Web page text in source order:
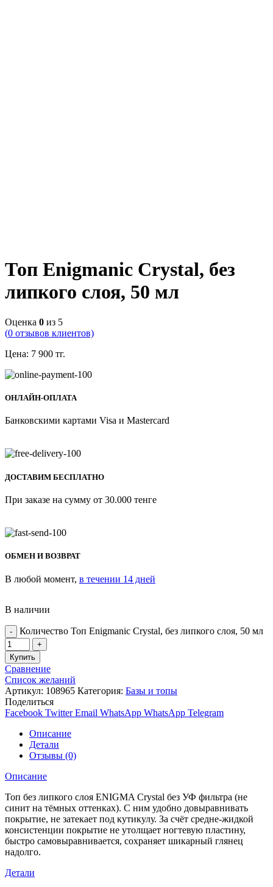
Топ Enigmanic Crystal, без
липкого слоя, 50 мл
Оценка 0 из 5
(0 отзывов клиентов)
Цена: 7 900 тг.
ОНЛАЙН-ОПЛАТА
Банковскими картами Visa и Mastercard
ДОСТАВИМ БЕСПЛАТНО
При заказе на сумму от 30.000 тенге
ОБМЕН И ВОЗВРАТ
В любой момент, в течении 14 дней
В наличии
Количество Топ Enigmanic Crystal, без липкого слоя, 50 мл
Купить
Сравнение
Список желаний
Артикул: 108965 Категория: Базы и топы
Поделиться
Facebook Twitter Email WhatsApp WhatsApp Telegram
Описание
Детали
Отзывы (0)
Описание
Топ без липкого слоя ENIGMA Crystal без УФ фильтра (не
синит на тёмных оттенках). С ним удобно довыравнивать
покрытие, не затекает под кутикулу. За счёт средне-жидкой
консистенции покрытие не утолщает ногтевую пластину,
быстро самовыравнивается, сохраняет шикарный глянец
надолго.
Детали